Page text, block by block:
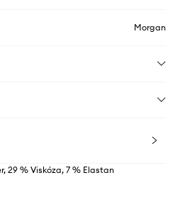
Morgan
29 % Viskóza, 7 % Elastan